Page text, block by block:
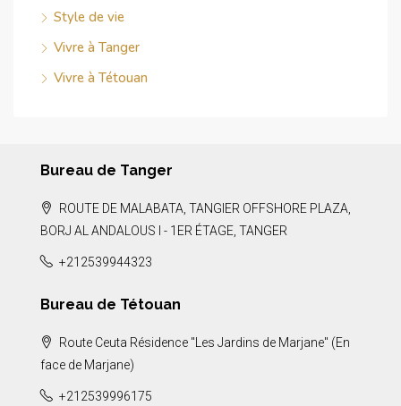
Style de vie
Vivre à Tanger
Vivre à Tétouan
Bureau de Tanger
ROUTE DE MALABATA, TANGIER OFFSHORE PLAZA,
BORJ AL ANDALOUS I - 1ER ÉTAGE, TANGER
+212539944323
Bureau de Tétouan
Route Ceuta Résidence "Les Jardins de Marjane" (En
face de Marjane)
+212539996175